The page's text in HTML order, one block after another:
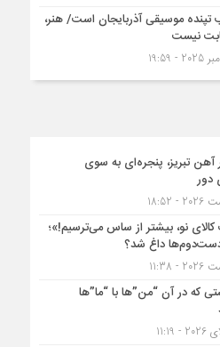
تپنده موسیقی آذربایجان است/ هنر،
نیست
تبریز، پنجره‌ای به سوی
دور
نو، بیشتر از ساس می‌ترسیم!»؛
دست‌دوم‌ها داغ شد؟
که در آن “من”ها با “ما”ها